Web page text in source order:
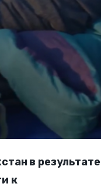
в результате
к